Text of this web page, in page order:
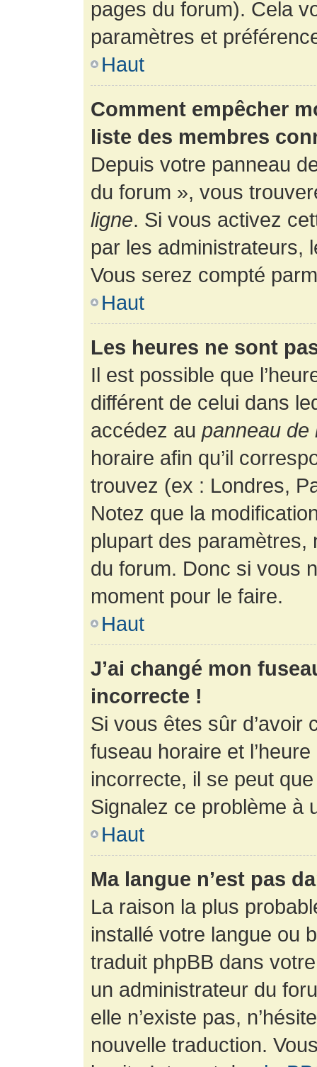
pages du forum). Cela
paramètres et
Haut
Comment empêcher
liste des membres
Depuis votre panneau
du forum », vous
ligne. Si vous activez
par les administrateurs,
Vous serez compté
Haut
Les heures ne sont
Il est possible que
différent de celui dans
accédez au panneau de
horaire afin qu’il
trouvez (ex : Londres,
Notez que la
plupart des paramètres,
du forum. Donc si vous
moment pour le faire.
Haut
J’ai changé mon
incorrecte !
Si vous êtes sûr d’avoir
fuseau horaire et
incorrecte, il se peut
Signalez ce problème à
Haut
Ma langue n’est pas
La raison la plus
installé votre langue ou
traduit phpBB dans
un administrateur du
elle n’existe pas,
nouvelle traduction.